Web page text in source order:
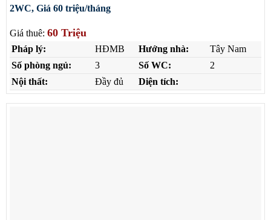
2WC, Giá 60 triệu/tháng
Giá thuê: 60 Triệu
Pháp lý: HĐMB Hướng nhà:
Tây Nam
Số phòng ngủ:
3 Số WC:
2
Nội thất:
Đầy đủ Diện tích: